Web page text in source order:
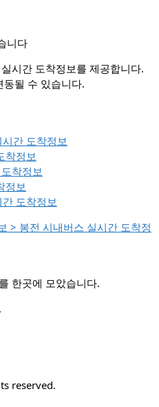
니다
시간 도착정보를 제공합니다.
될 수 있습니다.
간 도착정보
착정보
착정보
정보
도착정보
> 봉전 시내버스 실시간 도착정
한곳에 모았습니다.
reserved.